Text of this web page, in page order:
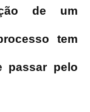
de um
tem
passar pelo